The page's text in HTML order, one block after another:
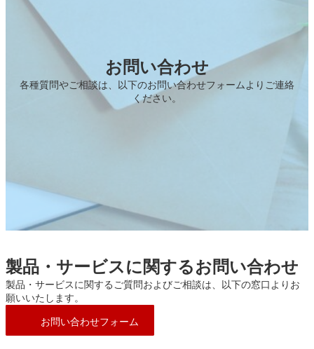
お問い合わせ
各種質問やご相談は、以下のお問い合わせフォームよりご連絡
ください。
製品・サービスに関するお問い合わせ
製品・サービスに関するご質問およびご相談は、以下の窓口よりお
願いいたします。
お問い合わせフォーム